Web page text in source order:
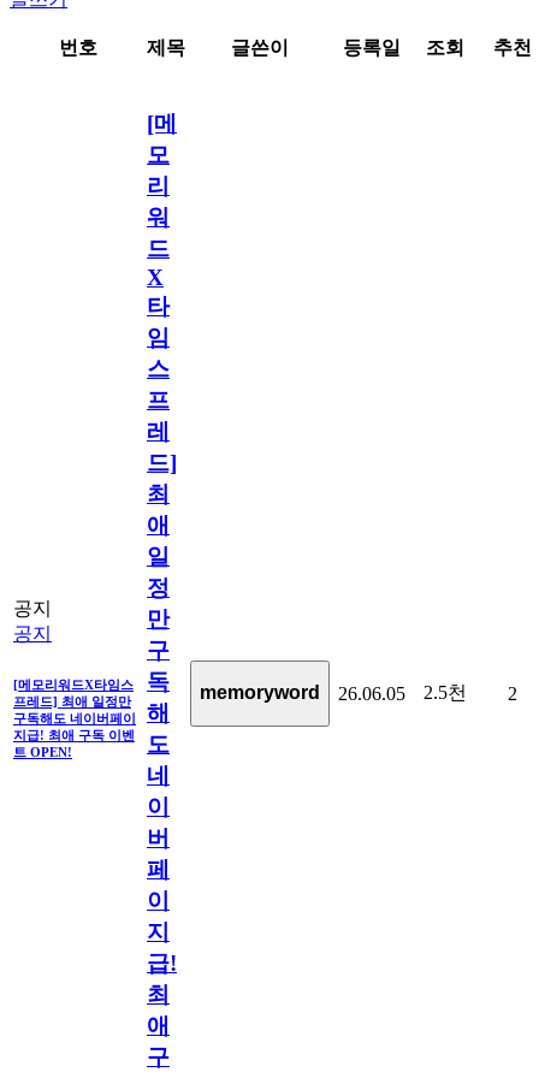
번호 제목 글쓴이 등록일 조회 추천
공지
공지
[메모리워드X타임스
프레드] 최애 일정만
구독해도 네이버페이
지급! 최애 구독 이벤
트 OPEN!
[메
모
리
워
드
X
타
임
스
프
레
드]
최
애
일
정
만
구
독
해
도
네
이
버
페
이
지
급!
최
애
구
memoryword 26.06.05 2.5천 2